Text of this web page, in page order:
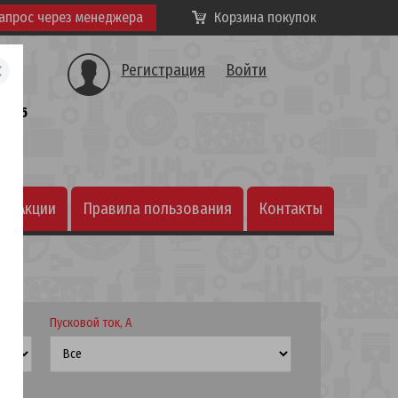
через менеджера Корзина покупок
Регистрация Войти
Акции Правила пользования Контакты
25
Пусковой ток, А